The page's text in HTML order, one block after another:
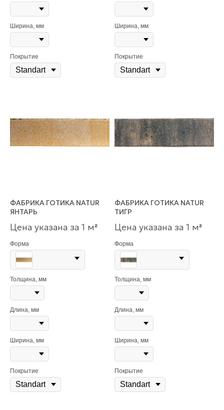
Ширина, мм
Покрытие
Ширина, мм
Покрытие
ФАБРИКА ГОТИКА NATUR
ЯНТАРЬ
Цена указана за 1 м²
Форма
Толщина, мм
Длина, мм
Ширина, мм
Покрытие
ФАБРИКА ГОТИКА NATUR
ТИГР
Цена указана за 1 м²
Форма
Толщина, мм
Длина, мм
Ширина, мм
Покрытие